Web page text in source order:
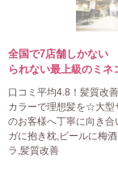
全国で7店舗しかな
られない最上級のミ
口コミ平均4.8！髪質改
カラーで理想髪を☆大型
のお客様へ丁寧に向き
ガに抱き枕,ビールに梅
ラ,髪質改善